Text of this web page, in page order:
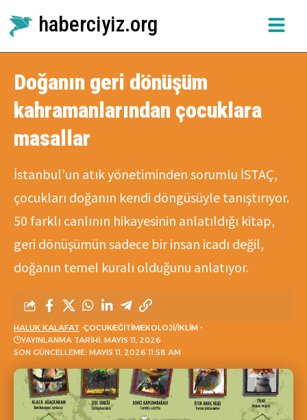
haberciyiz.org
Doğanın geri dönüşüm
kahramanlarından çocuklara
masallar
İstanbul’un atık yönetiminden sorumlu İSTAÇ,
çocukları doğanın kendi döngüsüyle tanıştırıyor.
50 farklı canlının hikayesinin anlatıldığı kitap,
geri dönüşümün sadece bir insan icadı değil,
doğanın temel kuralı olduğunu anlatıyor.
SON GÜNCELLEME: MAYIS 11, 2026 11:58 AM
HALUK KALAFAT ÇOCUKEĞITIMEKOLOJI/İKLIM
YAYINLANMA TARIHI: MAYIS 11, 2026